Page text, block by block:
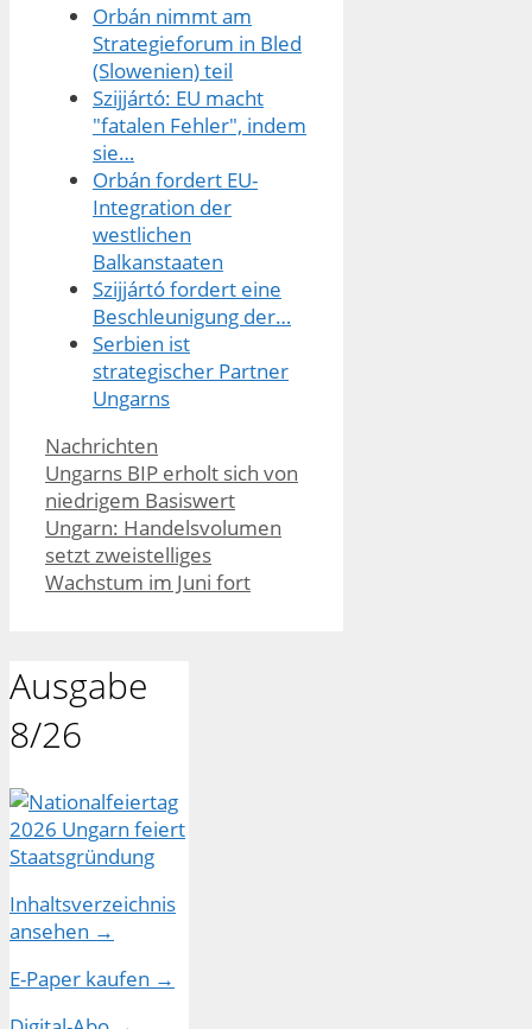
Orbán nimmt am
Strategieforum in Bled
(Slowenien) teil
Szijjártó: EU macht
"fatalen Fehler", indem
sie…
Orbán fordert EU-
Integration der
westlichen
Balkanstaaten
Szijjártó fordert eine
Beschleunigung der…
Serbien ist
strategischer Partner
Ungarns
Kategorien
Nachrichten
Ungarns BIP erholt sich von
niedrigem Basiswert
Ungarn: Handelsvolumen
setzt zweistelliges
Wachstum im Juni fort
Ausgabe
8/26
Inhaltsverzeichnis
ansehen →
E-Paper kaufen →